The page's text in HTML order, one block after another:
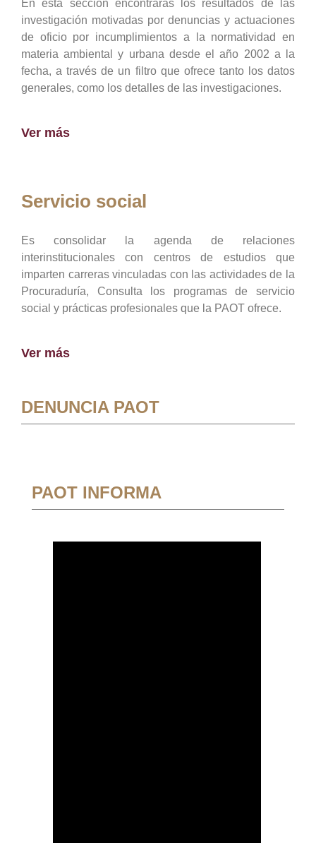
En esta sección encontrarás los resultados de las
investigación motivadas por denuncias y actuaciones
de oficio por incumplimientos a la normatividad en
materia ambiental y urbana desde el año 2002 a la
fecha, a través de un filtro que ofrece tanto los datos
generales, como los detalles de las investigaciones.
Ver más
Servicio social
Es consolidar la agenda de relaciones
interinstitucionales con centros de estudios que
imparten carreras vinculadas con las actividades de la
Procuraduría, Consulta los programas de servicio
social y prácticas profesionales que la PAOT ofrece.
Ver más
DENUNCIA PAOT
PAOT INFORMA